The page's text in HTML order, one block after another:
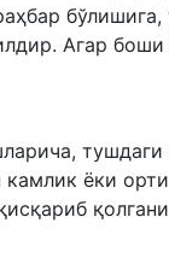
Агар
тушдаги
ёки